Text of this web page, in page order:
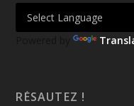
Powered by
RÉSAUTEZ !